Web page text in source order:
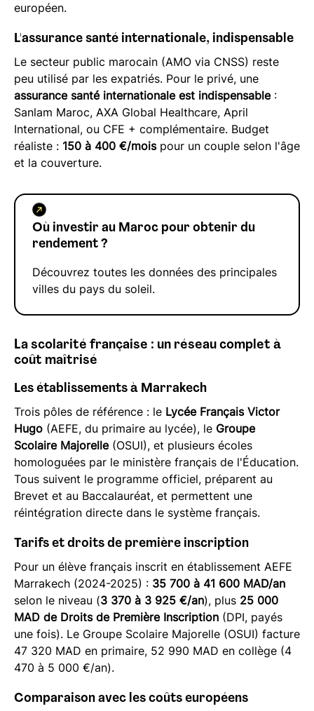
européen.
L'assurance santé internationale, indispensable
Le secteur public marocain (AMO via CNSS) reste
peu utilisé par les expatriés. Pour le privé, une
assurance santé internationale est indispensable:
Sanlam Maroc, AXA Global Healthcare, April
International, ou CFE + complémentaire. Budget
réaliste : 150 à 400 €/moispour un couple selon l'âge
et la couverture.
Où investir au Maroc pour obtenir du
rendement ?
Découvrez toutes les données des principales
villes du pays du soleil.
La scolarité française : un réseau complet à
coût maîtrisé
Les établissements à Marrakech
Trois pôles de référence : le Lycée Français Victor
Hugo (AEFE, du primaire au lycée), le Groupe
Scolaire Majorelle(OSUI), et plusieurs écoles
homologuées par le ministère français de l'Éducation.
Tous suivent le programme officiel, préparent au
Brevet et au Baccalauréat, et permettent une
réintégration directe dans le système français.
Tarifs et droits de première inscription
Pour un élève français inscrit en établissement AEFE
Marrakech (2024-2025) : 35 700 à 41 600 MAD/an
selon le niveau (3 370 à 3 925 €/an), plus 25 000
MAD de Droits de Première Inscription (DPI, payés
une fois). Le Groupe Scolaire Majorelle (OSUI) facture
47 320 MAD en primaire, 52 990 MAD en collège (4
470 à 5 000 €/an).
Comparaison avec les coûts européens